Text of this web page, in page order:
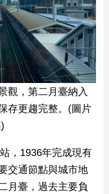
觀，第二月臺納入
存更趨完整。(圖片
，1936年完成現有
交通節點與城市地
月臺，過去主要負